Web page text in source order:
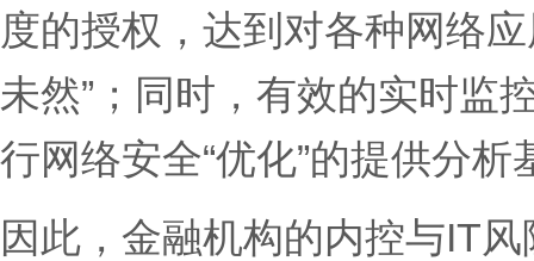
度的授权，达到对各种网络
未然”；同时，有效的实时监
行网络安全“优化”的提供分析
因此，金融机构的内控与IT